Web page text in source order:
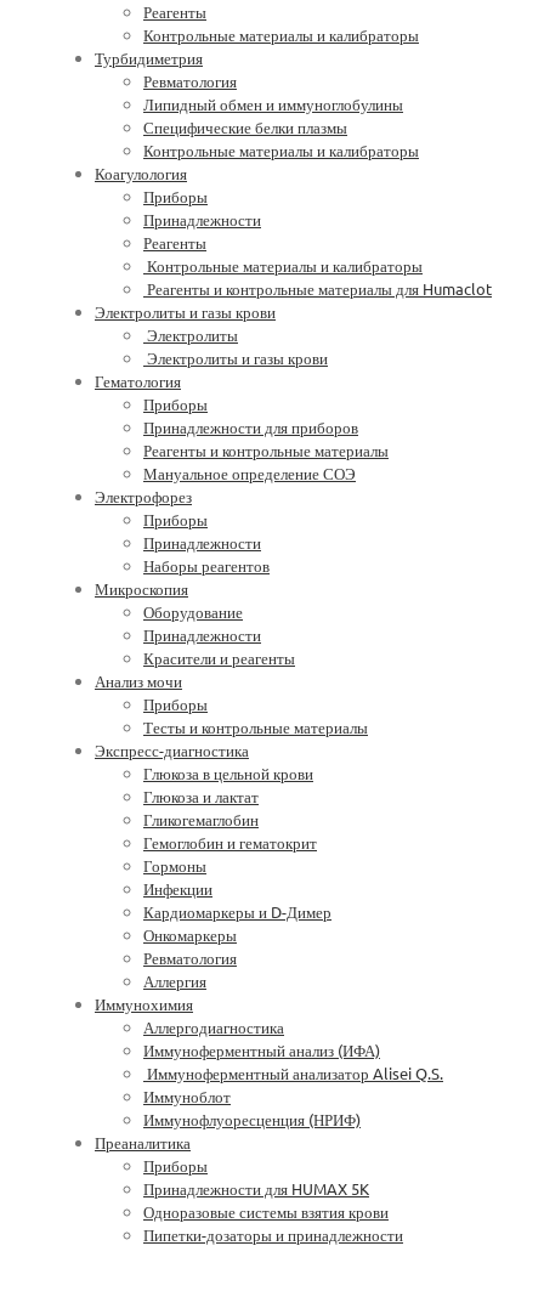
Реагенты
Контрольные материалы и калибраторы
Турбидиметрия
Ревматология
Липидный обмен и иммуноглобулины
Специфические белки плазмы
Контрольные материалы и калибраторы
Коагулология
Приборы
Принадлежности
Реагенты
Контрольные материалы и калибраторы
Реагенты и контрольные материалы для Humaclot
Электролиты и газы крови
Электролиты
Электролиты и газы крови
Гематология
Приборы
Принадлежности для приборов
Реагенты и контрольные материалы
Мануальное определение СОЭ
Электрофорез
Приборы
Принадлежности
Наборы реагентов
Микроскопия
Оборудование
Принадлежности
Красители и реагенты
Анализ мочи
Приборы
Тесты и контрольные материалы
Экспресс-диагностика
Глюкоза в цельной крови
Глюкоза и лактат
Гликогемаглобин
Гемоглобин и гематокрит
Гормоны
Инфекции
Кардиомаркеры и D-Димер
Онкомаркеры
Ревматология
Аллергия
Иммунохимия
Аллергодиагностика
Иммуноферментный анализ (ИФА)
Иммуноферментный анализатор Alisei Q.S.
Иммуноблот
Иммунофлуоресценция (НРИФ)
Преаналитика
Приборы
Принадлежности для HUMAX 5K
Одноразовые системы взятия крови
Пипетки-дозаторы и принадлежности